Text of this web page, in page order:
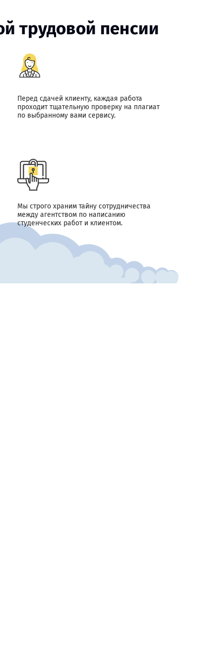
трудовой пенсии
Перед сдачей клиенту, каждая работа
проходит тщательную проверку на плагиат
по выбранному вами сервису.
Мы строго храним тайну сотрудничества
между агентством по написанию
студенческих работ и клиентом.